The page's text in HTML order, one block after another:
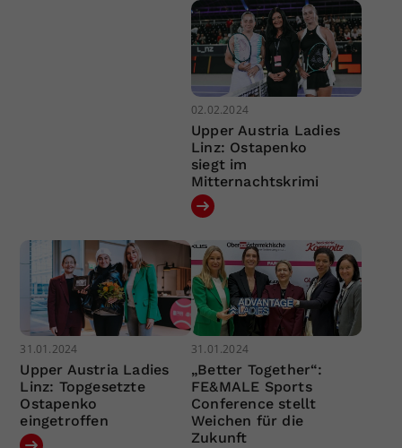
02.02.2024
Upper Austria Ladies
Linz: Ostapenko
siegt im
Mitternachtskrimi
31.01.2024
Upper Austria Ladies
Linz: Topgesetzte
Ostapenko
eingetroffen
31.01.2024
„Better Together“:
FE&MALE Sports
Conference stellt
Weichen für die
Zukunft